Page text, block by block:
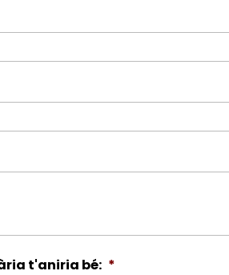
t'aniria bé: *